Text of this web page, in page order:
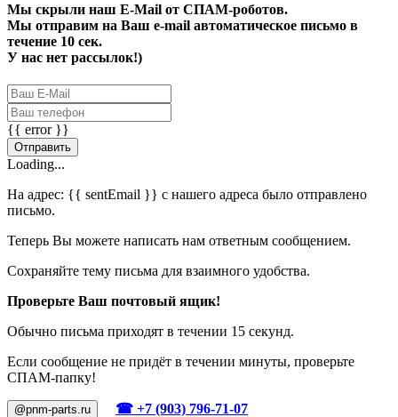
Мы скрыли наш E-Mail от СПАМ-роботов.
Мы отправим на Ваш e-mail автоматическое письмо в
течение 10 сек.
У нас нет рассылок!)
{{ error }}
Отправить
Loading...
На адрес: {{ sentEmail }} с нашего адреса было отправлено
письмо.
Теперь Вы можете написать нам ответным сообщением.
Сохраняйте тему письма для взаимного удобства.
Проверьте Ваш почтовый ящик!
Обычно письма приходят в течении 15 секунд.
Если сообщение не придёт в течении минуты, проверьте
СПАМ-папку!
@pnm-parts.ru ☎ +7 (903) 796-71-07